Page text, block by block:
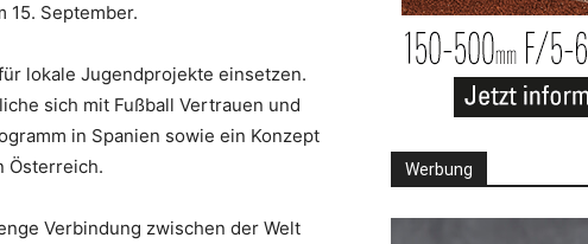
15. September.
lokale Jugendprojekte einsetzen.
sich mit Fußball Vertrauen und
in Spanien sowie ein Konzept
Österreich.
Verbindung zwischen der Welt
Werbung